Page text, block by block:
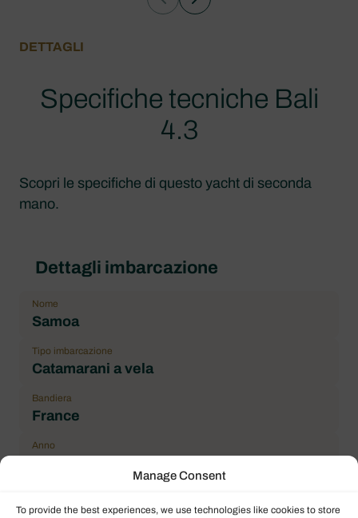
Manage Consent
To provide the best experiences, we use technologies like cookies to store
DETTAGLI
Specifiche tecniche Bali
4.3
Scopri le specifiche di questo yacht di seconda
mano.
Dettagli imbarcazione
Nome
Samoa
Tipo imbarcazione
Catamarani a vela
Bandiera
France
Anno
13.10 m / 42.98 ft